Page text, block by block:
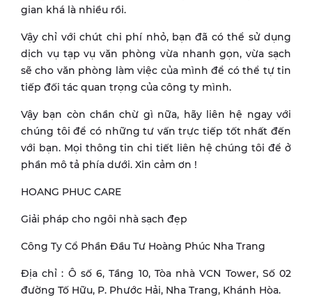
gian khá là nhiều rồi.
Vậy chỉ với chút chi phí nhỏ, bạn đã có thể sử dụng
dịch vụ tạp vụ văn phòng vừa nhanh gọn, vừa sạch
sẽ cho văn phòng làm việc của mình để có thể tự tin
tiếp đối tác quan trọng của công ty mình.
Vậy bạn còn chần chừ gì nữa, hãy liên hệ ngay với
chúng tôi để có những tư vấn trực tiếp tốt nhất đến
với bạn. Mọi thông tin chi tiết liên hệ chúng tôi để ở
phần mô tả phía dưới. Xin cảm ơn !
HOANG PHUC CARE
Giải pháp cho ngôi nhà sạch đẹp
Công Ty Cổ Phần Đầu Tư Hoàng Phúc Nha Trang
Địa chỉ : Ô số 6, Tầng 10, Tòa nhà VCN Tower, Số 02
đường Tố Hữu, P. Phước Hải, Nha Trang, Khánh Hòa.